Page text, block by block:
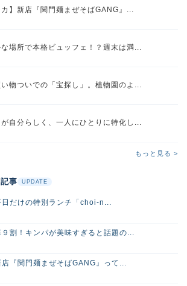
カ】新店『関門麺まぜそばGANG』...
な場所で本格ビュッフェ！？週末は満...
物ついでの「宝探し」。植物園のよ...
自分らしく、一人にひとりに特化し...
もっと見る >
事 UPDATE
日だけの特別ランチ「choi-n...
割！キンパが美味すぎると話題の...
店『関門麺まぜそばGANG』って...